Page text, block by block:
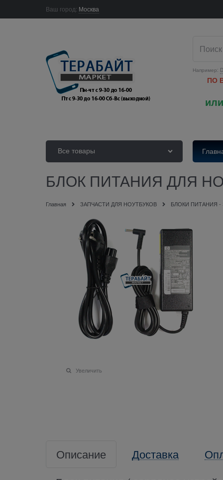
Ваш город: Москва
Например:
ПО
Все товары
БЛОК ПИТАНИЯ ДЛЯ
Главная ЗАПЧАСТИ ДЛЯ НОУТБУКОВ БЛОКИ ПИТАНИЯ -
Увеличить
Описание Доставка